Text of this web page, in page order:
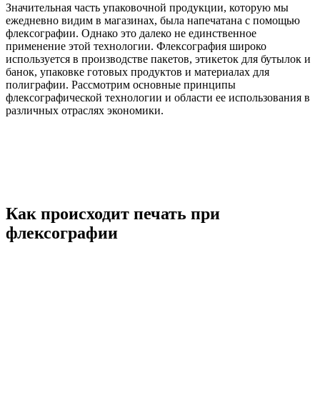
Значительная часть упаковочной продукции, которую мы
ежедневно видим в магазинах, была напечатана с помощью
флексографии. Однако это далеко не единственное
применение этой технологии. Флексография широко
используется в производстве пакетов, этикеток для бутылок и
банок, упаковке готовых продуктов и материалах для
полиграфии. Рассмотрим основные принципы
флексографической технологии и области ее использования в
различных отраслях экономики.
Как происходит печать при
флексографии